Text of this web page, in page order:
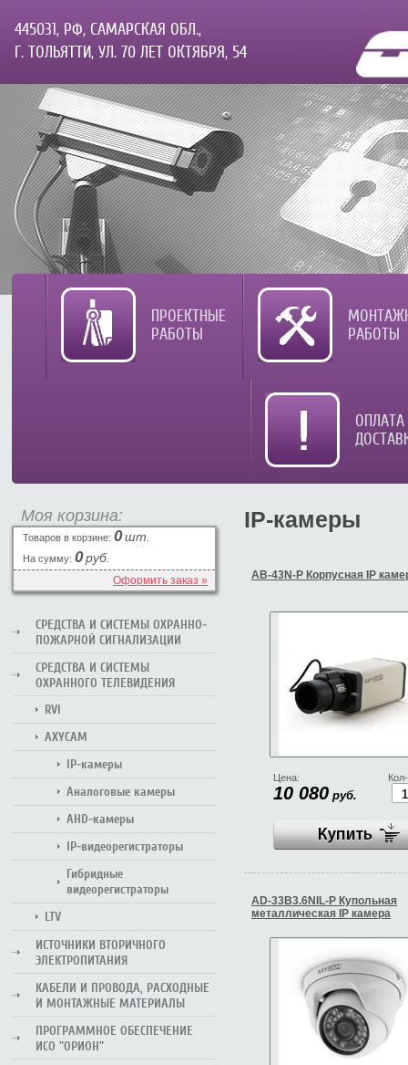
445031, РФ, САМАРСКАЯ ОБЛ.,
Г. ТОЛЬЯТТИ, УЛ. 70 ЛЕТ ОКТЯБРЯ, 54
ПРОЕКТНЫЕ
РАБОТЫ
РАБОТЫ
ОПЛАТА
IP-камеры
AB-43N-P Корпусная IP
Цена:
10 080 руб.
AD-33B3.6NIL-P Купольная
металлическая IP камера
Моя корзина:
Товаров в корзине: 0шт.
На сумму: 0руб.
Оформить заказ »
СРЕДСТВА И СИСТЕМЫ ОХРАННО-
ПОЖАРНОЙ СИГНАЛИЗАЦИИ
СРЕДСТВА И СИСТЕМЫ
ОХРАННОГО ТЕЛЕВИДЕНИЯ
RVI
AXYCAM
IP-камеры
Аналоговые камеры
AHD-камеры
IP-видеорегистраторы
Гибридные
видеорегистраторы
LTV
ИСТОЧНИКИ ВТОРИЧНОГО
ЭЛЕКТРОПИТАНИЯ
КАБЕЛИ И ПРОВОДА, РАСХОДНЫЕ
И МОНТАЖНЫЕ МАТЕРИАЛЫ
ПРОГРАММНОЕ ОБЕСПЕЧЕНИЕ
ИСО "ОРИОН"